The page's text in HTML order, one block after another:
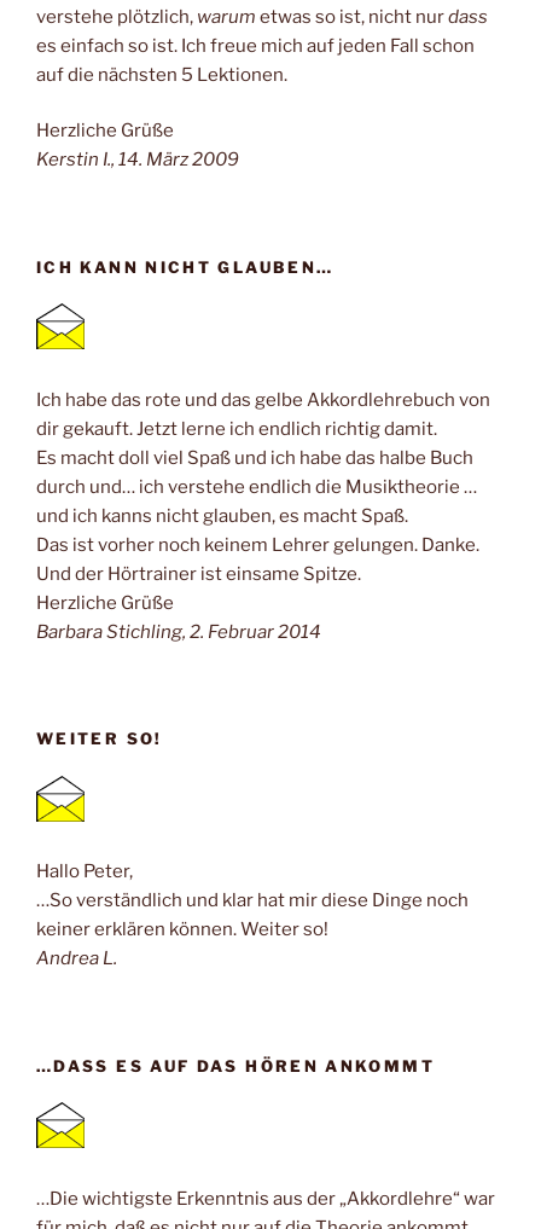
verstehe plötzlich, warum etwas so ist, nicht nurdass
es einfach so ist. Ich freue mich auf jeden Fall schon
auf die nächsten 5 Lektionen.
Herzliche Grüße
Kerstin I., 14. März 2009
ICH KANN NICHT GLAUBEN…
Ich habe das rote und das gelbe Akkordlehrebuch von
dir gekauft. Jetzt lerne ich endlich richtig damit.
Es macht doll viel Spaß und ich habe das halbe Buch
durch und… ich verstehe endlich die Musiktheorie …
und ich kanns nicht glauben, es macht Spaß.
Das ist vorher noch keinem Lehrer gelungen. Danke.
Und der Hörtrainer ist einsame Spitze.
Herzliche Grüße
Barbara Stichling, 2. Februar 2014
WEITER SO!
Hallo Peter,
…So verständlich und klar hat mir diese Dinge noch
keiner erklären können. Weiter so!
Andrea L.
…DASS ES AUF DAS HÖREN ANKOMMT
…Die wichtigste Erkenntnis aus der „Akkordlehre“ war